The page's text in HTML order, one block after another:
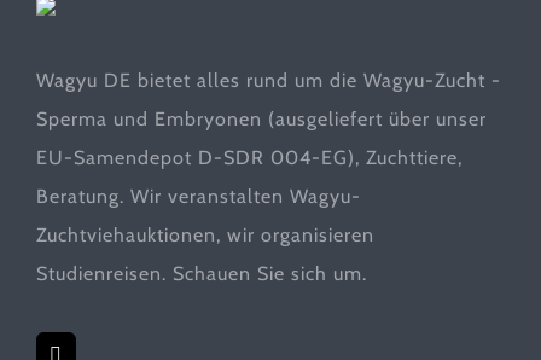
Wagyu DE bietet alles rund um die Wagyu-Zucht -
Sperma und Embryonen (ausgeliefert über unser
EU-Samendepot D-SDR 004-EG), Zuchttiere,
Beratung. Wir veranstalten Wagyu-
Zuchtviehauktionen, wir organisieren
Studienreisen. Schauen Sie sich um.